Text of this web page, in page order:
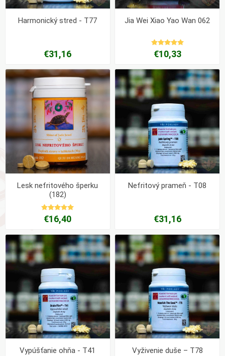
Harmonický stred - T77
€31,16
Jia Wei Xiao Yao Wan 062
€10,33
Lesk nefritového šperku
(182)
€16,40
Nefritový prameň - T08
€31,16
Vypúšťanie ohňa - T41 Vyživenie duše – T78